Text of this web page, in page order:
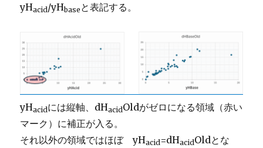
yHacid/yHbase と表記する。
yHacidには縦軸、dHacidOldがゼロになる領域（赤い
マーク）に補正が入る。
それ以外の領域ではほぼ yHacid=dHacidOldとな